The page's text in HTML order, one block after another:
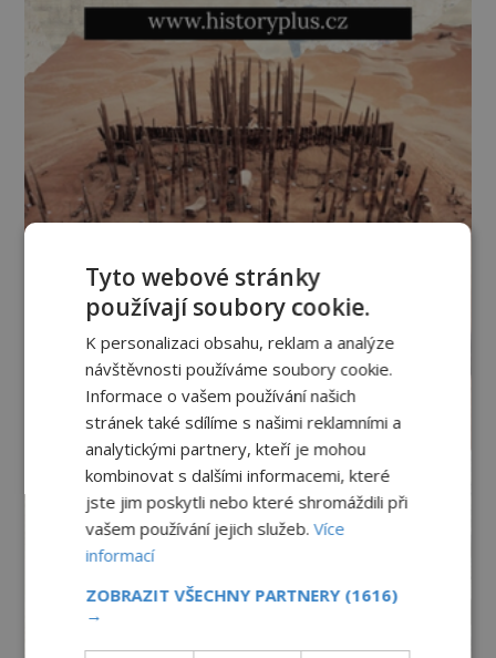
Tyto webové stránky
používají soubory cookie.
K personalizaci obsahu, reklam a analýze
návštěvnosti používáme soubory cookie.
Informace o vašem používání našich
stránek také sdílíme s našimi reklamními a
analytickými partnery, kteří je mohou
kombinovat s dalšími informacemi, které
jste jim poskytli nebo které shromáždili při
vašem používání jejich služeb.Více
informací
ZOBRAZIT VŠECHNY PARTNERY (1616)
→